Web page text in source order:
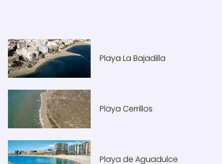
Playa La Bajadilla
Playa Cerrillos
Playa de Aguadulce